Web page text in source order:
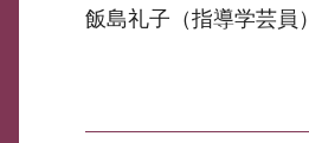
飯島礼子（指導学芸員）